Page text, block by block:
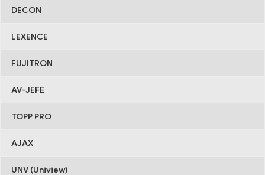
DECON
LEXENCE
FUJITRON
AV-JEFE
TOPP PRO
AJAX
UNV (Uniview)